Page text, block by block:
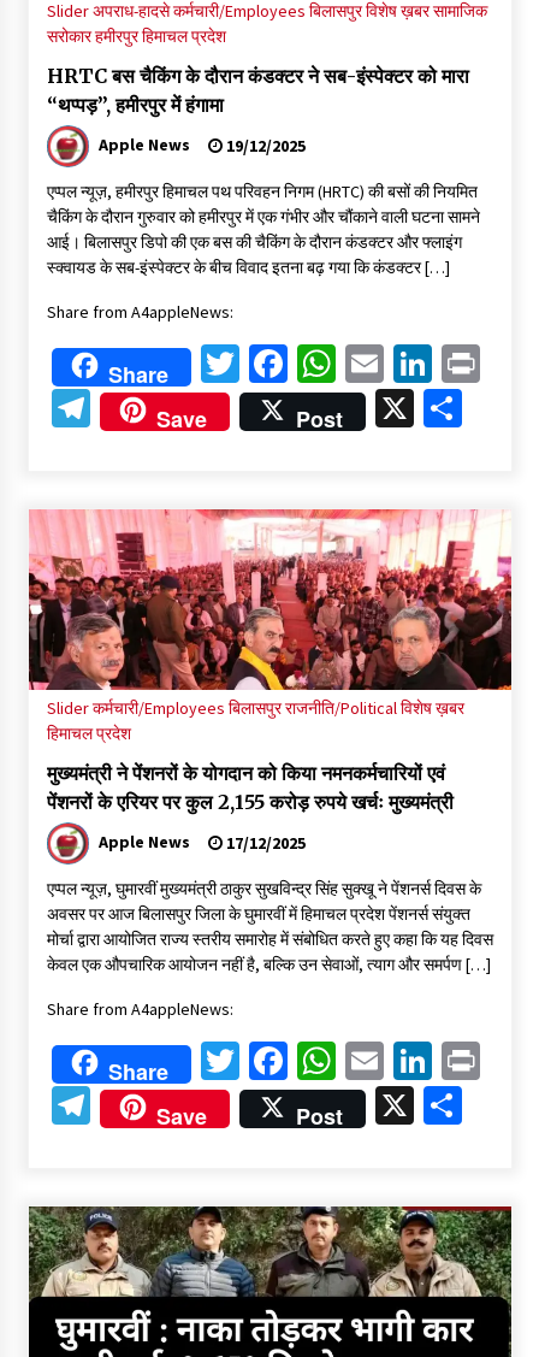
Sliderअपराध-हादसेकर्मचारी/Employees बिलासपुरविशेष ख़बरसामाजिक
सरोकारहमीरपुरहिमाचल प्रदेश
HRTC बस चैकिंग के दौरान कंडक्टर ने सब-इंस्पेक्टर को मारा
“थप्पड़”, हमीरपुर में हंगामा
Apple News 19/12/2025
एप्पल न्यूज़, हमीरपुर हिमाचल पथ परिवहन निगम (HRTC) की बसों की नियमित
चैकिंग के दौरान गुरुवार को हमीरपुर में एक गंभीर और चौंकाने वाली घटना सामने
आई। बिलासपुर डिपो की एक बस की चैकिंग के दौरान कंडक्टर और फ्लाइंग
स्क्वायड के सब-इंस्पेक्टर के बीच विवाद इतना बढ़ गया कि कंडक्टर […]
Share from A4appleNews:
Share Twitter
Facebook
WhatsApp
Email
Telegram
Save Post X
Sliderकर्मचारी/Employees बिलासपुरराजनीति/Politicalविशेष ख़बर
हिमाचल प्रदेश
मुख्यमंत्री ने पेंशनरों के योगदान को किया नमनकर्मचारियों एवं
पेंशनरों के एरियर पर कुल 2,155 करोड़ रुपये खर्चः मुख्यमंत्री
Apple News 17/12/2025
एप्पल न्यूज़, घुमारवीं मुख्यमंत्री ठाकुर सुखविन्द्र सिंह सुक्खू ने पेंशनर्स दिवस के
अवसर पर आज बिलासपुर जिला के घुमारवीं में हिमाचल प्रदेश पेंशनर्स संयुक्त
मोर्चा द्वारा आयोजित राज्य स्तरीय समारोह में संबोधित करते हुए कहा कि यह दिवस
केवल एक औपचारिक आयोजन नहीं है, बल्कि उन सेवाओं, त्याग और समर्पण […]
Share from A4appleNews:
Share Twitter
Facebook
WhatsApp
Email
Telegram
Save Post X